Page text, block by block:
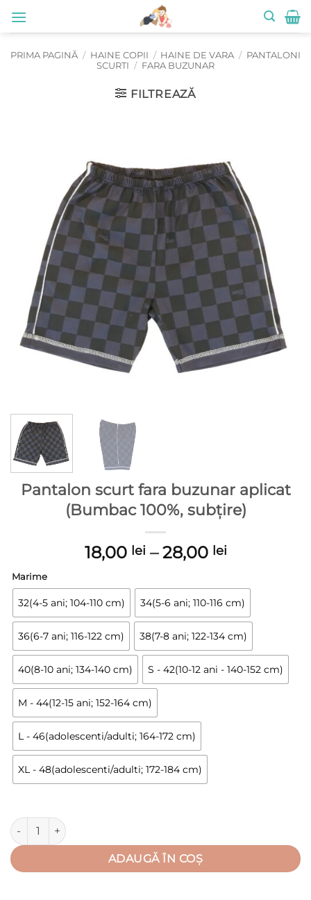
PRIMA PAGINĂ / HAINE COPII / HAINE DE VARA / PANTALONI
SCURTI / FARA BUZUNAR
FILTREAZĂ
Pantalon scurt fara buzunar aplicat
(Bumbac 100%, subțire)
18,00 lei – 28,00 leiInterval
prețuri:
18,00 lei
până
la
28,00 lei
Marime
32(4-5 ani; 104-110 cm) 34(5-6 ani; 110-116 cm)
36(6-7 ani; 116-122 cm) 38(7-8 ani; 122-134 cm)
40(8-10 ani; 134-140 cm) S - 42(10-12 ani - 140-152 cm)
M - 44(12-15 ani; 152-164 cm)
L - 46(adolescenti/adulti; 164-172 cm)
XL - 48(adolescenti/adulti; 172-184 cm)
Cantitate Pantalon scurt fara buzunar aplicat (Bumbac 100%,
ADAUGĂ ÎN COȘ